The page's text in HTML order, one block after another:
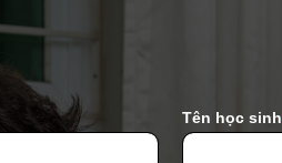
Tên học sinh